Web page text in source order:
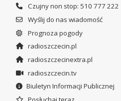
Czujny non stop: 510 777 222
Wyślij do nas wiadomość
Prognoza pogody
radioszczecin.pl
radioszczecinextra.pl
radioszczecin.tv
Biuletyn Informacji Publicznej